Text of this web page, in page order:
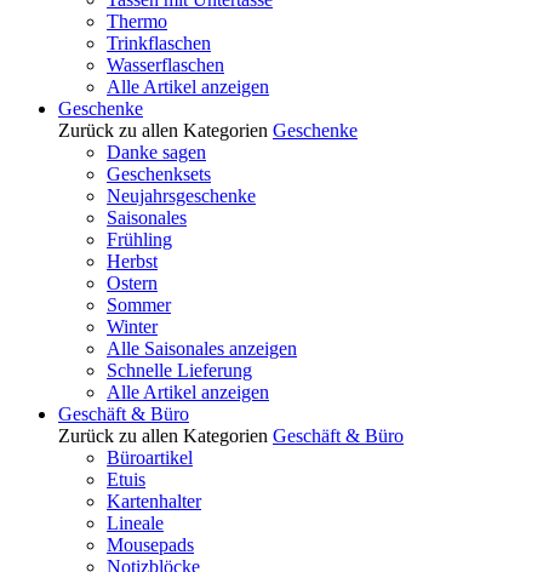
Thermo
Trinkflaschen
Wasserflaschen
Alle Artikel anzeigen
Geschenke
Zurück zu allen Kategorien Geschenke
Danke sagen
Geschenksets
Neujahrsgeschenke
Saisonales
Frühling
Herbst
Ostern
Sommer
Winter
Alle Saisonales anzeigen
Schnelle Lieferung
Alle Artikel anzeigen
Geschäft & Büro
Zurück zu allen Kategorien Geschäft & Büro
Büroartikel
Etuis
Kartenhalter
Lineale
Mousepads
Notizblöcke